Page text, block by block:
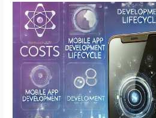
Quanto
Costa
Sviluppare
un’App?
Pianificazione,
Ciclo
Vita